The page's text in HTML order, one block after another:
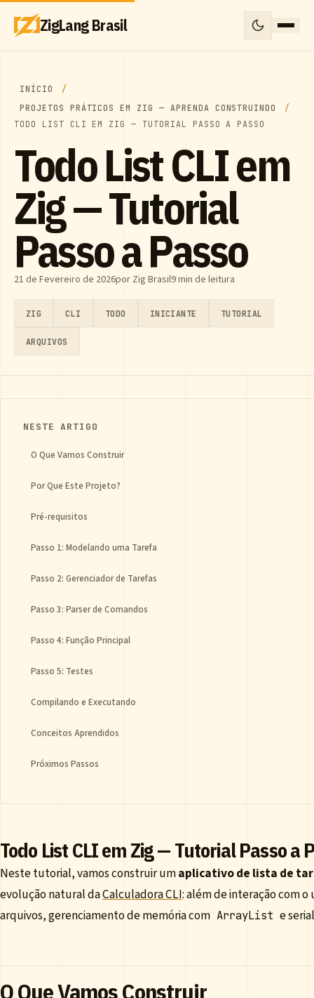
ZigLang Brasil
INÍCIO
PROJETOS PRÁTICOS EM ZIG — APRENDA CONSTRUINDO
TODO LIST CLI EM ZIG — TUTORIAL PASSO A PASSO
Todo List CLI em
Zig — Tutorial
Passo a Passo
21 de Fevereiro de 2026por Zig Brasil9 min de leitura
ZIG CLI TODO INICIANTE TUTORIAL
ARQUIVOS
NESTE ARTIGO
O Que Vamos Construir
Por Que Este Projeto?
Pré-requisitos
Passo 1: Modelando uma Tarefa
Passo 2: Gerenciador de Tarefas
Passo 3: Parser de Comandos
Passo 4: Função Principal
Passo 5: Testes
Compilando e Executando
Conceitos Aprendidos
Próximos Passos
Todo List CLI em Zig — Tutorial Passo a
Neste tutorial, vamos construir umaplicativo de lista de
evolução natural daCalculadora CLI: além de interação com
arquivos, gerenciamento de memória com ArrayList e
O Que Vamos Construir